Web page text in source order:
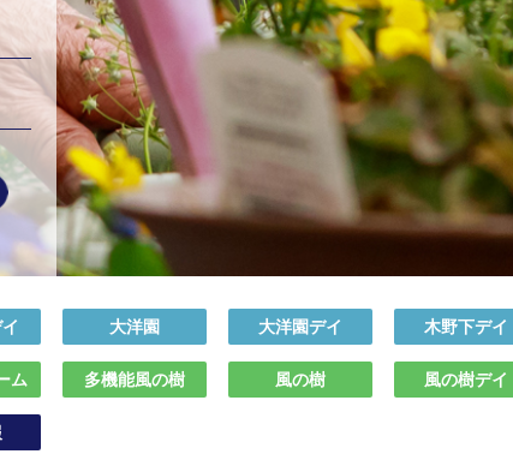
大洋園 大洋園デイ 木野下デイ
ム 多機能風の樹 風の樹 風の樹デイ